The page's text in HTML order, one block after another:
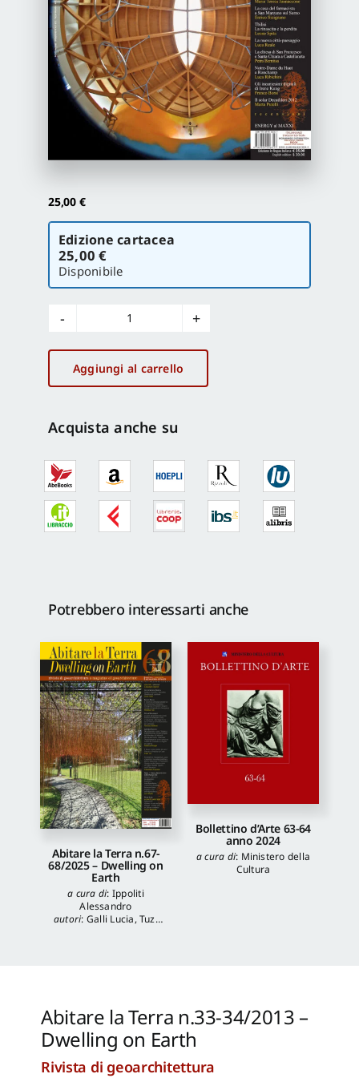
Proposte di pubblicazione
Gangemi Editore
25,00 €
Scegli
versione
Edizione cartacea
25,00 €
Disponibile
Abitare
la
Terra
n.33-
-
on
Earth
quantità
Aggiungi al carrello
Acquista anche su
Potrebbero interessarti anche
Abitare la Terra n.67-
68/2025 – Dwelling on
Earth
a cura di: Ippoliti
Alessandro
autori: Galli Lucia,Tuzi
Bollettino d’Arte 63-64
anno 2024
a cura di: Ministero della
Cultura
Abitare la Terra n.33-34/2013 –
Dwelling on Earth
Rivista di geoarchitettura